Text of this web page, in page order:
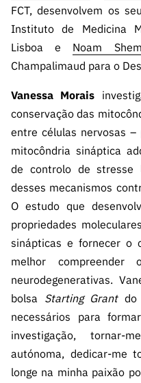
FCT, desenvolvem os
Instituto de Medicina
Lisboa e Noam
Champalimaud para o
Vanessa Morais
conservação das
entre células nervosas
mitocôndria sináptica
de controlo de stresse
desses mecanismos
O estudo que
propriedades
sinápticas e fornecer o
melhor
neurodegenerativas.
bolsa Starting Grantdo
necessários para
investigação, tornar-
autónoma, dedicar-me
longe na minha paixão